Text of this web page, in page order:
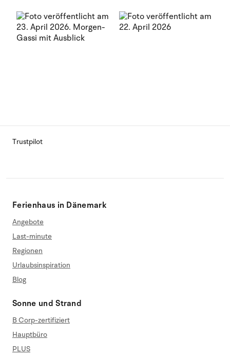
Trustpilot
Ferienhaus in Dänemark
Angebote
Last-minute
Regionen
Urlaubsinspiration
Blog
Sonne und Strand
B Corp-zertifiziert
Hauptbüro
PLUS